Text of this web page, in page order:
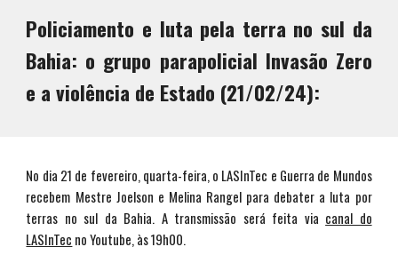
Policiamento e luta pela terra no sul da
Bahia: o grupo parapolicial Invasão Zero
e a violência de Estado (21/02/24):
No dia 21 de fevereiro, quarta-feira, o LASInTec e Guerra de Mundos
recebem Mestre Joelson e Melina Rangel para debater a luta por
terras no sul da Bahia. A transmissão será feita via canal do
LASInTec no Youtube, às 19h00.